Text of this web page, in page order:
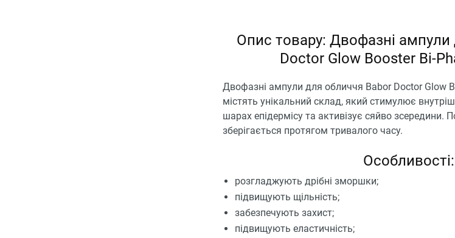
Опис товару: Двофазні ампули
Doctor Glow Booster Bi-
Двофазні ампули для обличчя Babor Doctor Glow
містять унікальний склад, який стимулює
шарах епідермісу та активізує сяйво зсередини.
зберігається протягом тривалого часу.
Особливості:
розгладжують дрібні зморшки;
підвищують щільність;
забезпечують захист;
підвищують еластичність;